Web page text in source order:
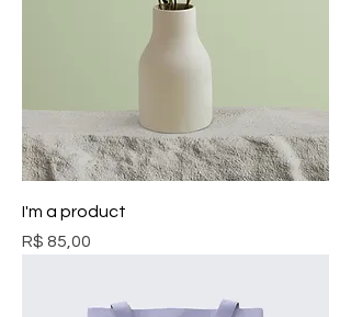
I'm a product
Preço
R$ 85,00